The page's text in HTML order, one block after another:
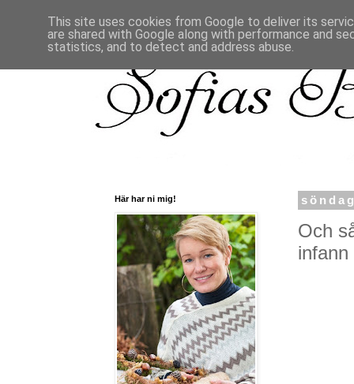
Och
Här har ni mig!
This site uses cookies from Google to deliver its
are shared with Google along with performance and
statistics, and to detect and address abuse.